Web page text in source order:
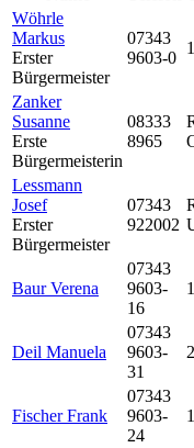
Wöhrle
Markus
Erster
Bürgermeister
07343
9603-0
Zanker
Susanne
Erste
Bürgermeisterin
08333
8965
Lessmann
Josef
Erster
Bürgermeister
07343
922002
Baur Verena
07343
9603-
16
Deil Manuela
07343
9603-
31
Fischer Frank
07343
9603-
24